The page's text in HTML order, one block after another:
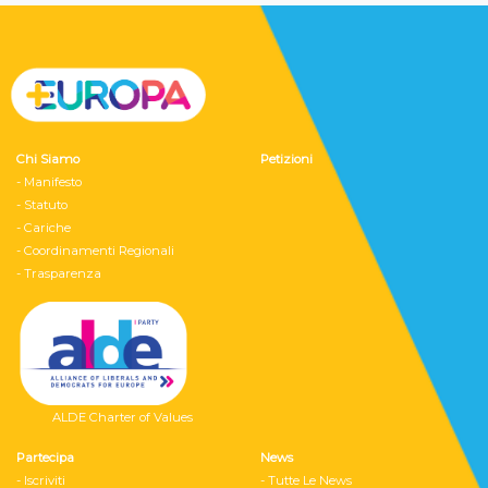
Chi Siamo
- Manifesto
- Statuto
- Cariche
- Coordinamenti Regionali
- Trasparenza
ALDE Charter of Values
Petizioni
Partecipa
- Iscriviti
News
- Tutte Le News